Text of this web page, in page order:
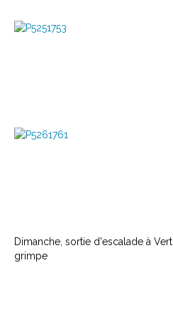
Dimanche, sortie d'escalade à
grimpe